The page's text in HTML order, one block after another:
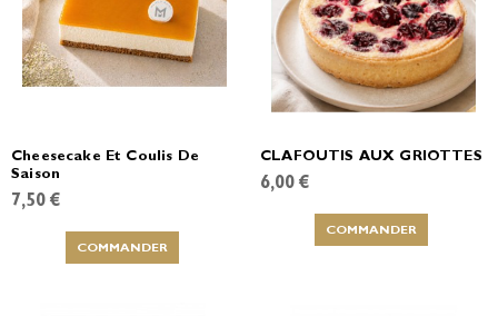
Cheesecake Et Coulis De
Saison
7,50 €
COMMANDER
CLAFOUTIS AUX GRIOTTES
6,00 €
COMMANDER